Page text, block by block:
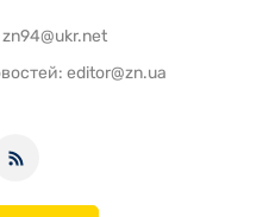
zn94@ukr.net
editor@zn.ua